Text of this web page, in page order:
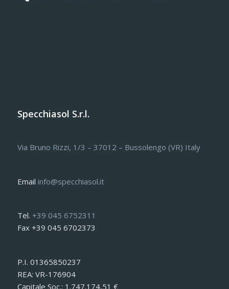
Specchiasol S.r.l.
Via Bruno Rizzi, 1/3 – 37012 – Bussolengo (VR) Italy
Email info@specchiasol.it
Tel. +39 045 6752311
Fax +39 045 6702373
P.I. 01365850237
REA: VR-176904
Capitale Soc.: 1.747.174,51 €